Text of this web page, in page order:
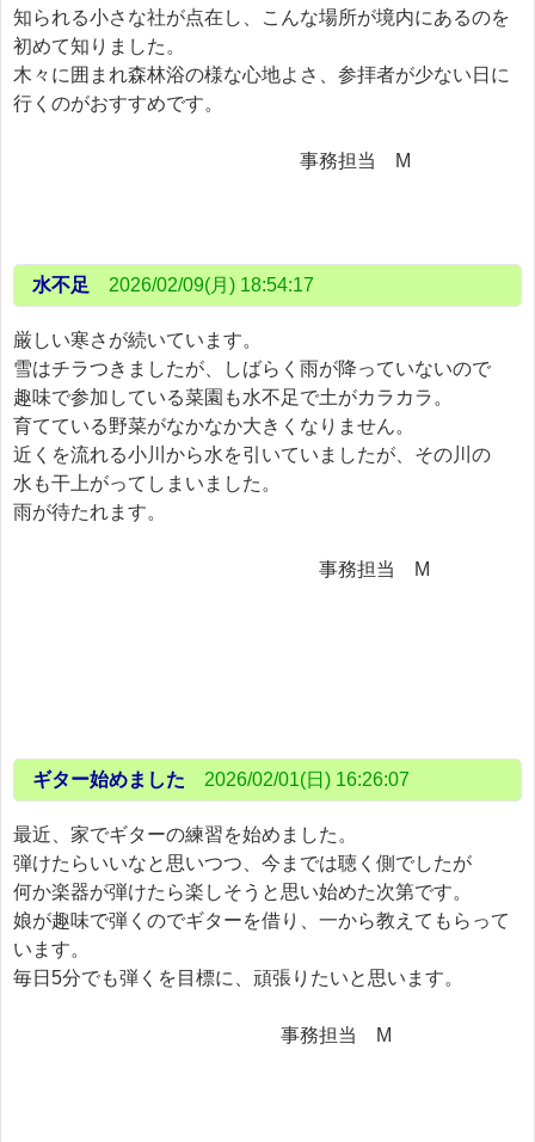
知られる小さな社が点在し、こんな場所が境内にあるのを
初めて知りました。
木々に囲まれ森林浴の様な心地よさ、参拝者が少ない日に
行くのがおすすめです。
事務担当 M
水不足 2026/02/09(月) 18:54:17
厳しい寒さが続いています。
雪はチラつきましたが、しばらく雨が降っていないので
趣味で参加している菜園も水不足で土がカラカラ。
育てている野菜がなかなか大きくなりません。
近くを流れる小川から水を引いていましたが、その川の
水も干上がってしまいました。
雨が待たれます。
事務担当 M
ギター始めました 2026/02/01(日) 16:26:07
最近、家でギターの練習を始めました。
弾けたらいいなと思いつつ、今までは聴く側でしたが
何か楽器が弾けたら楽しそうと思い始めた次第です。
娘が趣味で弾くのでギターを借り、一から教えてもらって
います。
毎日5分でも弾くを目標に、頑張りたいと思います。
事務担当 M